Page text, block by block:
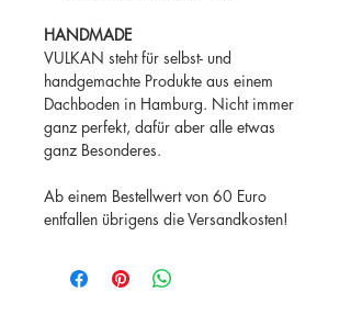
HANDMADE
VULKAN steht für selbst- und
handgemachte Produkte aus einem
Dachboden in Hamburg. Nicht immer
ganz perfekt, dafür aber alle etwas
ganz Besonderes.
Ab einem Bestellwert von 60 Euro
entfallen übrigens die Versandkosten!